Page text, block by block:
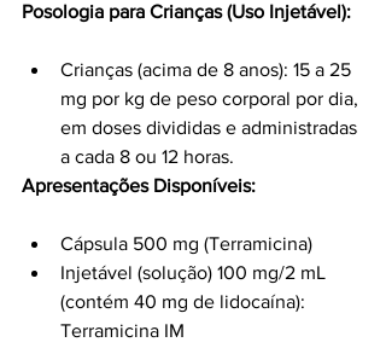
Posologia para Crianças (Uso Injetável):
Crianças (acima de 8 anos): 15 a 25
mg por kg de peso corporal por dia,
em doses divididas e administradas
a cada 8 ou 12 horas.
Apresentações Disponíveis:
Cápsula 500 mg (Terramicina)
Injetável (solução) 100 mg/2 mL
(contém 40 mg de lidocaína):
Terramicina IM